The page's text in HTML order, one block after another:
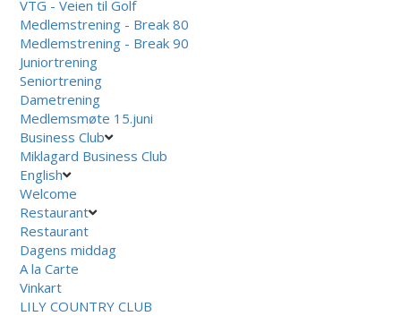
VTG - Veien til Golf
Medlemstrening - Break 80
Medlemstrening - Break 90
Juniortrening
Seniortrening
Dametrening
Medlemsmøte 15.juni
Business Club
Miklagard Business Club
English
Welcome
Restaurant
Restaurant
Dagens middag
A la Carte
Vinkart
LILY COUNTRY CLUB